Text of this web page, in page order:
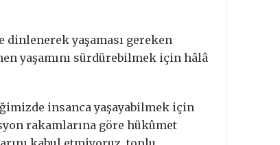
dinlenerek yaşaması gereken
yaşamını sürdürebilmek için hâlâ
insanca yaşayabilmek için
rakamlarına göre hükûmet